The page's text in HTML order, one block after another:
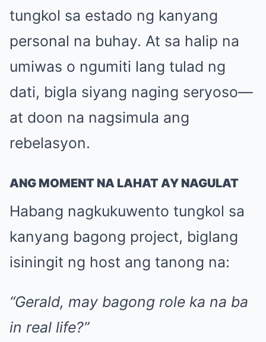
tungkol sa estado ng kanyang
personal na buhay. At sa halip na
umiwas o ngumiti lang tulad ng
dati, bigla siyang naging seryoso—
at doon na nagsimula ang
rebelasyon.
ANG MOMENT NA LAHAT AY NAGULAT
Habang nagkukuwento tungkol sa
kanyang bagong project, biglang
isiningit ng host ang tanong na:
“Gerald, may bagong role ka na ba
in real life?”